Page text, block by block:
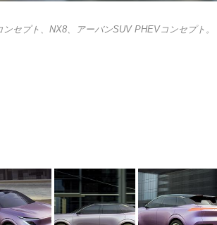
セプト、NX8、アーバンSUV PHEVコンセプト。